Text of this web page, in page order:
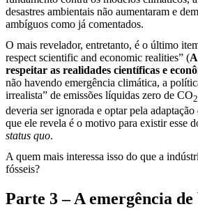
desastres ambientais não aumentaram e
ambíguos como já comentados.
O mais revelador, entretanto, é o último
respect scientific and economic realities” (
respeitar as realidades científicas e
não havendo emergência climática, a
irrealista” de emissões líquidas zero de CO2
deveria ser ignorada e optar pela
que ele revela é o motivo para existir esse
status quo.
A quem mais interessa isso do que a
fósseis?
Parte 3 – A emergência de